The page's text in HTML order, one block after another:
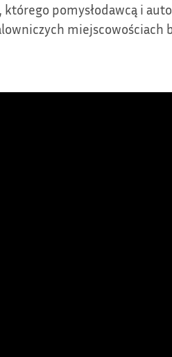
pomysłodawcą i
miejscowościach